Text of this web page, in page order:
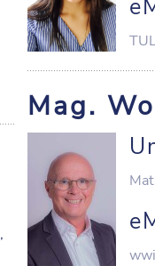
,
Mag.